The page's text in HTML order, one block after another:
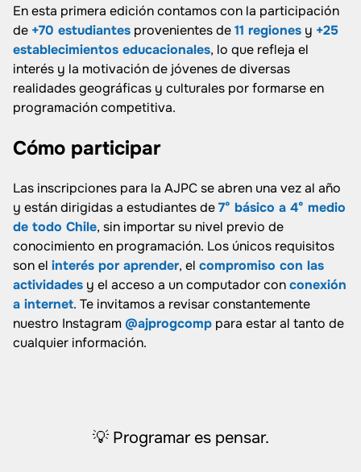
En esta primera edición contamos con la participación
de +70 estudiantes provenientes de11 regiones y +25
establecimientos educacionales, lo que refleja el
interés y la motivación de jóvenes de diversas
realidades geográficas y culturales por formarse en
programación competitiva.
Cómo participar
Las inscripciones para la AJPC se abren una vez al año
y están dirigidas a estudiantes de7° básico a 4° medio
de todo Chile, sin importar su nivel previo de
conocimiento en programación. Los únicos requisitos
son el interés por aprender, el compromiso con las
actividades y el acceso a un computador conconexión
a internet. Te invitamos a revisar constantemente
nuestro Instagram @ajprogcomp para estar al tanto de
cualquier información.
💡 Programar es pensar.